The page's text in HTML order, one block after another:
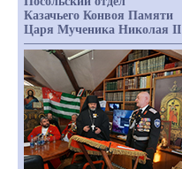
Казачьего Конвоя Памяти
Царя Мученика Николая II